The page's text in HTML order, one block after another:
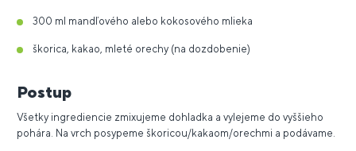
300 ml mandľového alebo kokosového mlieka
škorica, kakao, mleté orechy (na dozdobenie)
Postup
Všetky ingrediencie zmixujeme dohladka a vylejeme do vyššieho
pohára. Na vrch posypeme škoricou/kakaom/orechmi a podávame.